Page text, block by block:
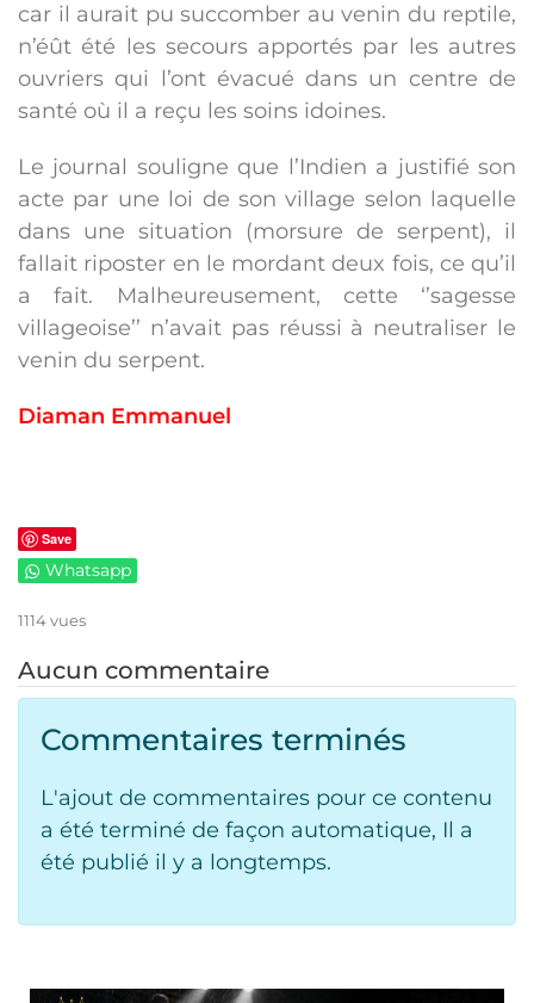
car il aurait pu succomber au venin du reptile,
n’éût été les secours apportés par les autres
ouvriers qui l’ont évacué dans un centre de
santé où il a reçu les soins idoines.
Le journal souligne que l’Indien a justifié son
acte par une loi de son village selon laquelle
dans une situation (morsure de serpent), il
fallait riposter en le mordant deux fois, ce qu’il
a fait. Malheureusement, cette ‘’sagesse
villageoise’’ n’avait pas réussi à neutraliser le
venin du serpent.
Diaman Emmanuel
Save
Whatsapp
1114 vues
Aucun commentaire
Commentaires terminés
L'ajout de commentaires pour ce contenu
a été terminé de façon automatique, Il a
été publié il y a longtemps.